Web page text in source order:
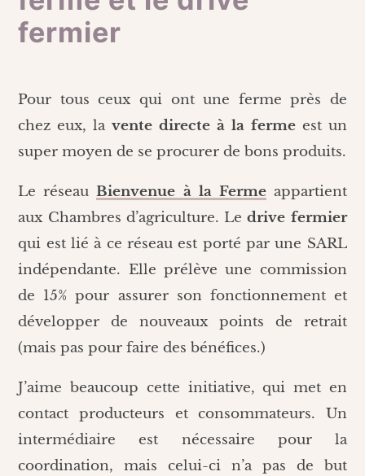
fermier
Pour tous ceux qui ont une ferme près de
chez eux, lavente directe à la fermeest un
super moyen de se procurer de bons produits.
Le réseauBienvenue à la Fermeappartient
aux Chambres d’agriculture. Ledrive fermier
qui est lié à ce réseau est porté par une SARL
indépendante. Elle prélève une commission
de 15% pour assurer son fonctionnement et
développer de nouveaux points de retrait
(mais pas pour faire des bénéfices.)
J’aime beaucoup cette initiative, qui met en
contact producteurs et consommateurs. Un
intermédiaire est nécessaire pour la
coordination, mais celui-ci n’a pas de but